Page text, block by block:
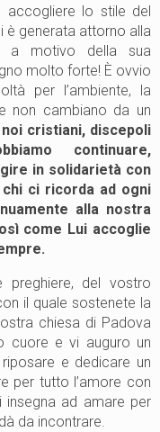
lo stile del
è generata attorno alla
a motivo della sua
molto forte! È ovvio
per l’ambiente, la
non cambiano da un
noi cristiani, discepoli
continuare,
in solidarietà con
ci ricorda ad ogni
alla nostra
come Lui accoglie
preghiere, del vostro
il quale sostenete la
chiesa di Padova
cuore e vi auguro un
e dedicare un
per tutto l’amore con
ad amare per
da incontrare.